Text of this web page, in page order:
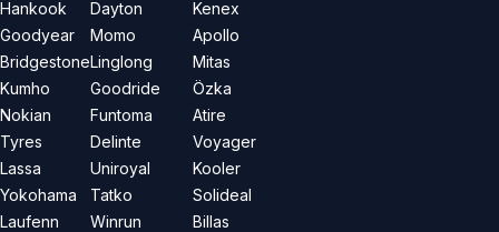
Hankook
Goodyear
Bridgestone
Kumho
Nokian
Tyres
Lassa
Yokohama
Laufenn
Dayton
Momo
Linglong
Goodride
Funtoma
Delinte
Uniroyal
Tatko
Winrun
Kenex
Apollo
Mitas
Özka
Atire
Voyager
Kooler
Solideal
Billas